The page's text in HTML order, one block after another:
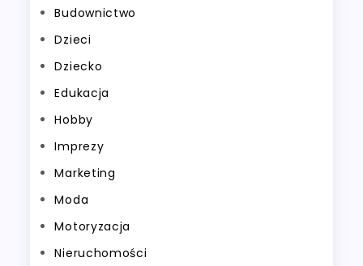
Budownictwo
Dzieci
Dziecko
Edukacja
Hobby
Imprezy
Marketing
Moda
Motoryzacja
Nieruchomości